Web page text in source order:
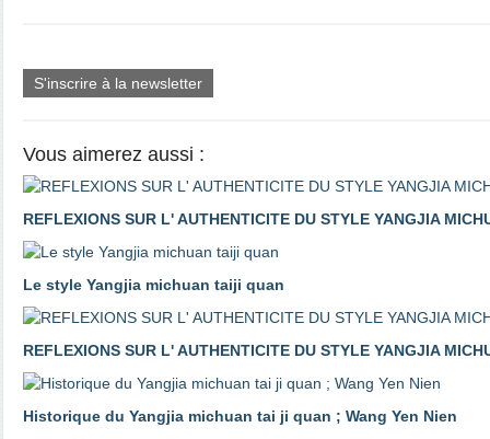
S'inscrire à la newsletter
Vous aimerez aussi :
REFLEXIONS SUR L' AUTHENTICITE DU STYLE YANGJIA
Le style Yangjia michuan taiji quan
REFLEXIONS SUR L' AUTHENTICITE DU STYLE YANGJIA
Historique du Yangjia michuan tai ji quan ; Wang Yen Nien